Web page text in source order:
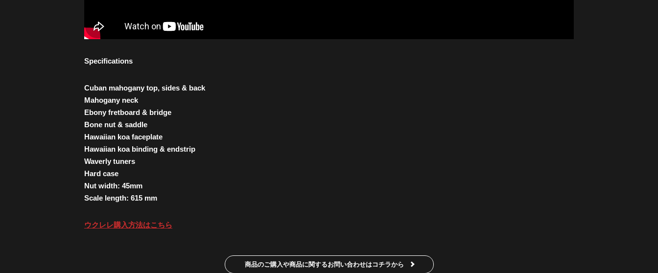
Specifications
Cuban mahogany top, sides & back
Mahogany neck
Ebony fretboard & bridge
Bone nut & saddle
Hawaiian koa faceplate
Hawaiian koa binding & endstrip
Waverly tuners
Hard case
Nut width: 45mm
Scale length: 615 mm
ウクレレ購入方法はこちら
商品のご購入や商品に関するお問い合わせはコチラから